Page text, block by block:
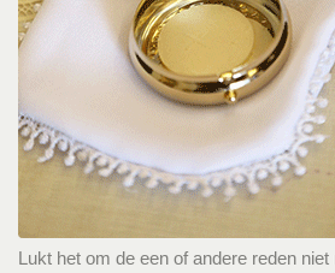
Lukt het om de een of andere reden